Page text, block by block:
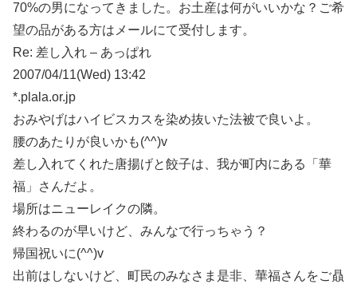
70%の男になってきました。お土産は何がいいかな？ご希
望の品がある方はメールにて受付します。
Re: 差し入れ – あっぱれ
2007/04/11(Wed) 13:42
*.plala.or.jp
おみやげはハイビスカスを染め抜いた法被で良いよ。
腰のあたりが良いかも(^^)v
差し入れてくれた唐揚げと餃子は、我が町内にある「華
福」さんだよ。
場所はニューレイクの隣。
終わるのが早いけど、みんなで行っちゃう？
帰国祝いに(^^)v
出前はしないけど、町民のみなさま是非、華福さんをご贔